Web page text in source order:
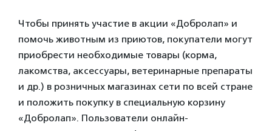
Чтобы принять участие в акции «Добролап» и
помочь животным из приютов, покупатели могут
приобрести необходимые товары (корма,
лакомства, аксессуары, ветеринарные препараты
и др.) в розничных магазинах сети по всей стране
и положить покупку в специальную корзину
«Добролап». Пользователи онлайн-